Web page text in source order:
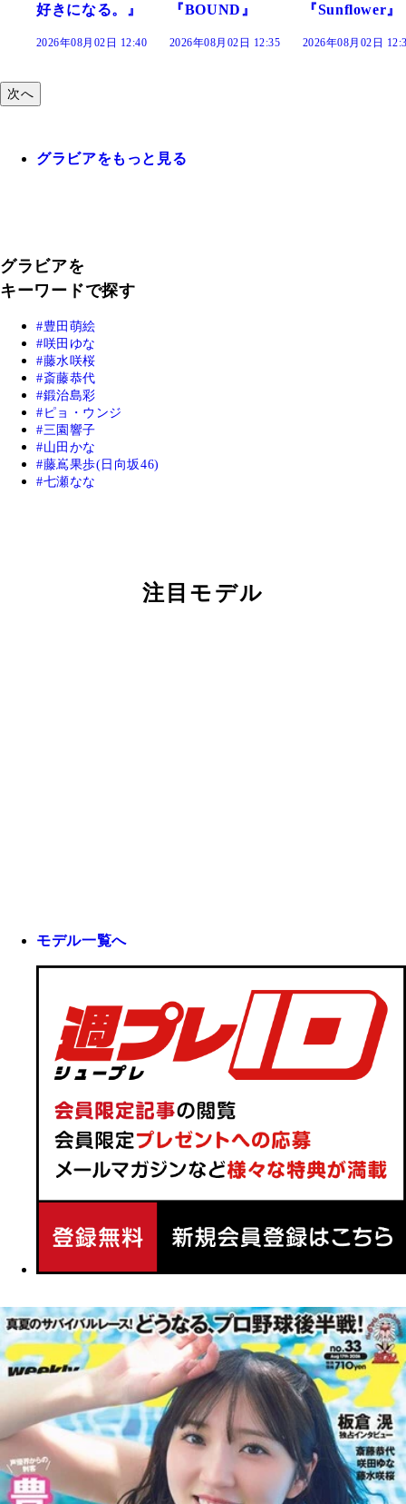
『BOUND』
2026年08月02日 12:35
『Sunflower』
2026年08月02日 12:30
だまり』
2026年08月02
次へ
グラビアをもっと見る
グラビアを
キーワードで探す
豊田萌絵
咲田ゆな
藤水咲桜
斎藤恭代
鍛治島彩
ピョ・ウンジ
三園響子
山田かな
藤嶌果歩(日向坂46)
七瀬なな
注目モデル
モデル一覧へ